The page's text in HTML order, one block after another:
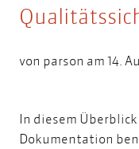
von parson am 14.
In diesem
Dokumentation